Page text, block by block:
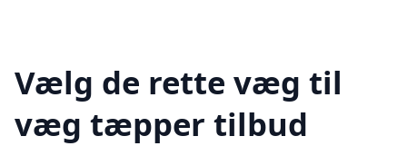
Vælg de rette væg til
væg tæpper tilbud